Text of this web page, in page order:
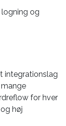
og
integrationslag
for hver
høj